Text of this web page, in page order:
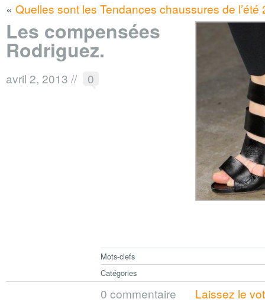
« Quelles sont les Tendances chaussures de l’été
Les compensées
Rodriguez.
avril 2, 2013 // 0
Mots-clefs
Catégories
0 commentaire Laissez le